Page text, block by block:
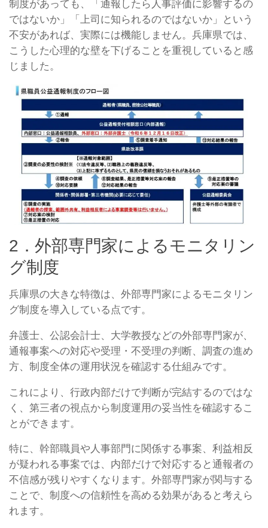
制度があっても、「通報したら人事評価に影響するの
ではないか」「上司に知られるのではないか」という
不安があれば、実際には機能しません。兵庫県では、
こうした心理的な壁を下げることを重視していると感
じました。
2．外部専門家によるモニタリン
グ制度
兵庫県の大きな特徴は、外部専門家によるモニタリン
グ制度を導入している点です。
弁護士、公認会計士、大学教授などの外部専門家が、
通報事案への対応や受理・不受理の判断、調査の進め
方、制度全体の運用状況を確認する仕組みです。
これにより、行政内部だけで判断が完結するのではな
く、第三者の視点から制度運用の妥当性を確認するこ
とができます。
特に、幹部職員や人事部門に関係する事案、利益相反
が疑われる事案では、内部だけで対応すると通報者の
不信感が残りやすくなります。外部専門家が関与する
ことで、制度への信頼性を高める効果があると考えら
れます。